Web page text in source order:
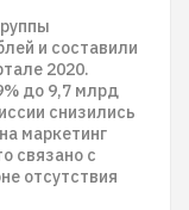
и составили
2020.
до 9,7 млрд
снизились
маркетинг
связано с
отсутствия